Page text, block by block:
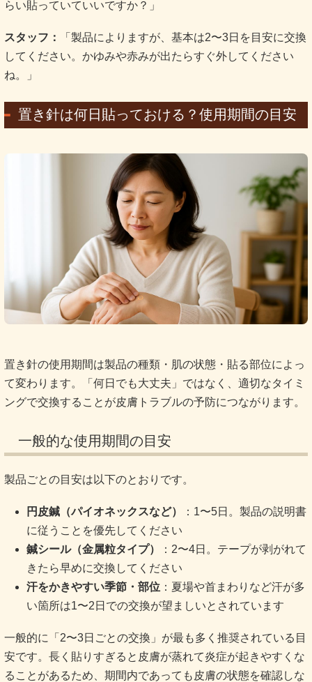
らい貼っていていいですか？」
スタッフ：
「製品によりますが、基本は2〜3日を目安に交換
してください。かゆみや赤みが出たらすぐ外してください
ね。」
置き針は何日貼っておける？使用期間の目安
置き針の使用期間は製品の種類・肌の状態・貼る部位によっ
て変わります。「何日でも大丈夫」ではなく、適切なタイミ
ングで交換することが皮膚トラブルの予防につながります。
一般的な使用期間の目安
製品ごとの目安は以下のとおりです。
円皮鍼（パイオネックスなど）
：1〜5日。製品の説明書
に従うことを優先してください
鍼シール（金属粒タイプ）
：2〜4日。テープが剥がれて
きたら早めに交換してください
汗をかきやすい季節・部位 ：夏場や首まわりなど汗が多
い箇所は1〜2日での交換が望ましいとされています
一般的に「2〜3日ごとの交換」が最も多く推奨されている目
安です。長く貼りすぎると皮膚が蒸れて炎症が起きやすくな
ることがあるため、期間内であっても皮膚の状態を確認しな